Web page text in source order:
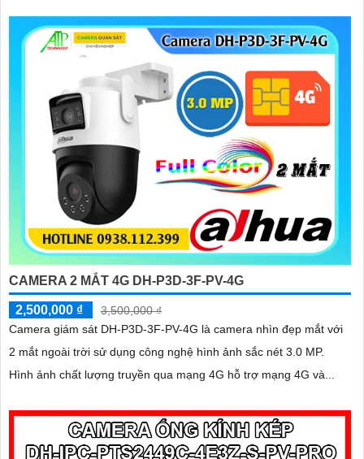
CAMERA 2 MẮT 4G DH-P3D-3F-PV-4G
2,500,000 ₫
3,500,000 ₫
Camera giám sát DH-P3D-3F-PV-4G là camera nhìn đẹp mắt với
2 mắt ngoài trời sử dụng công nghệ hình ảnh sắc nét 3.0 MP.
Hình ảnh chất lượng truyền qua mạng 4G hỗ trợ mạng 4G và...